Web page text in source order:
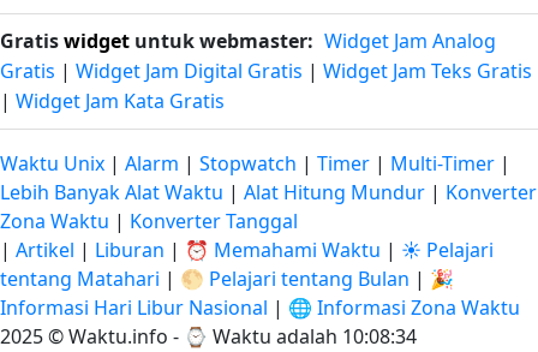
Gratiswidget untuk webmaster: Widget Jam Analog
Gratis | Widget Jam Digital Gratis | Widget Jam Teks Gratis
| Widget Jam Kata Gratis
Waktu Unix | Alarm | Stopwatch | Timer | Multi-Timer |
Lebih Banyak Alat Waktu | Alat Hitung Mundur | Konverter
Zona Waktu | Konverter Tanggal
| Artikel | Liburan | ⏰ Memahami Waktu | ☀️ Pelajari
tentang Matahari | 🌕 Pelajari tentang Bulan | 🎉
Informasi Hari Libur Nasional | 🌐 Informasi Zona Waktu
2025 © Waktu.info - ⌚ Waktu adalah 10:08:34